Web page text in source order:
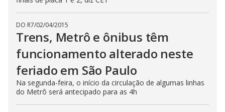
DO R7/02/04/2015
Trens, Metrô e ônibus têm
funcionamento alterado neste
feriado em São Paulo
Na segunda-feira, o início da circulação de algumas linhas
do Metrô será antecipado para as 4h